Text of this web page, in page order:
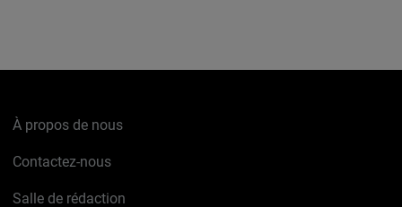
À propos de nous
Contactez-nous
Salle de rédaction